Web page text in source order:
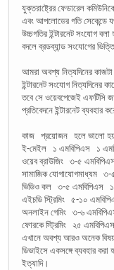
যুক্তরাষ্ট্রের ফেডারেল
এবং আপলোডের গতি সেকেন্ডে
উচ্চগতির ইন্টারনেট সংযোগ বলা
বদলে ব্রডব্যান্ড সংযোগের
আমরা অবশ্য নিত্যদিনের
ইন্টারনেট সংযোগ নিত্যদিনের
তবে সে ওয়েবপেজেই এফটিসি
প্রতিবেদনে ইন্টারনেট ব্যবহার
কাজ প্রয়োজন হলে ভালো
ই-মেইল ১ এমবিপিএস ১
ওয়েব ব্রাউজিং ৩-৫
সামাজিক যোগাযোগমাধ্যম
ভিডিও কল ৩-৫ এমবিপিএস
এইচডি স্ট্রিমিং ৫-১০
অনলাইন গেমিং ৩-৬
ফোরকে স্ট্রিমিং ২৫
এখানে অবশ্য আরও অনেক
ডিভাইসে একসঙ্গে ব্যবহার করা
ইত্যাদি।